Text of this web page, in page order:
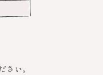
い。